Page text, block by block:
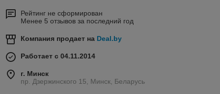
Рейтинг не сформирован
Менее 5 отзывов за последний год
Компания продает на Deal.by
Работает с 04.11.2014
г. Минск
пр. Дзержинского 15, Минск, Беларусь